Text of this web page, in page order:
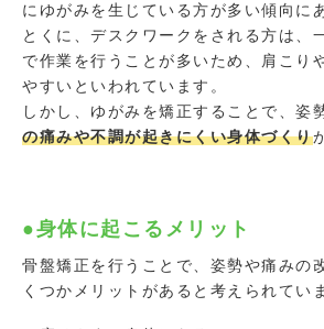
にゆがみを生じている方が多い傾向に
とくに、デスクワークをされる方は、
で作業を行うことが多いため、肩こり
やすいといわれています。
しかし、ゆがみを矯正することで、姿
の痛みや不調が起きにくい身体づくり
●身体に起こるメリット
骨盤矯正を行うことで、姿勢や痛みの
くつかメリットがあると考えられてい